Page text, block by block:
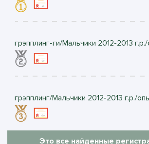
грэпплинг-ги/Мальчики 2012-2013
грэпплинг/Мальчики 2012-2013 г.р./
Это все найденные